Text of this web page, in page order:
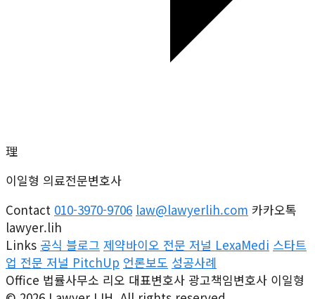
理
이일형 의료전문변호사
Contact 010-3970-9706 law@lawyerlih.com 카카오톡
lawyer.lih
Links 공식 블로그 제약바이오 전문 저널 LexaMedi 스타트
업 전문 저널 PitchUp 언론보도 성공사례
Office 법률사무소 리오 대표변호사 광고책임변호사 이일형